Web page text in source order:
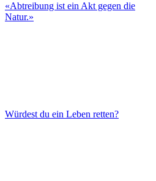
«Abtreibung ist ein Akt gegen die
Natur.»
Würdest du ein Leben retten?